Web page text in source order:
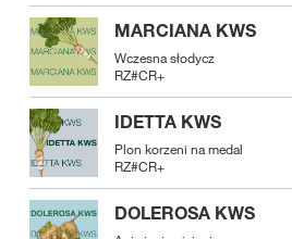
MARCIANA KWS
Wczesna słodycz
RZ#CR+
IDETTA KWS
Plon korzeni na medal
RZ#CR+
DOLEROSA KWS